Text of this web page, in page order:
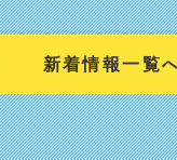
新着情報一覧